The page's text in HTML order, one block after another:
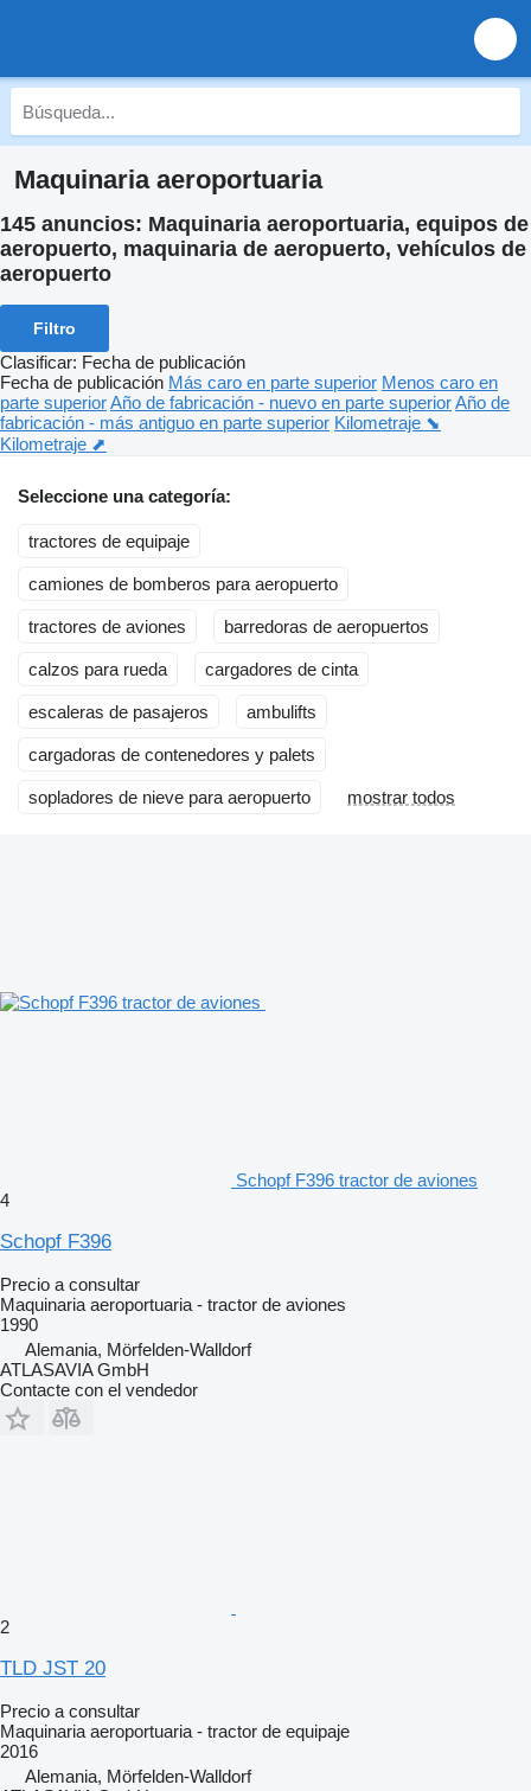
Maquinaria aeroportuaria
145 anuncios: Maquinaria aeroportuaria, equipos de
aeropuerto, maquinaria de aeropuerto, vehículos de
aeropuerto
Filtro
Clasificar: Fecha de publicación
Fecha de publicación Más caro en parte superior Menos caro en
parte superiorAño de fabricación - nuevo en parte superiorAño de
fabricación - más antiguo en parte superior Kilometraje ⬊
Kilometraje ⬈
Seleccione una categoría:
tractores de equipaje
camiones de bomberos para aeropuerto
tractores de aviones barredoras de aeropuertos
calzos para rueda cargadores de cinta
escaleras de pasajeros ambulifts
cargadoras de contenedores y palets
sopladores de nieve para aeropuerto mostrar todos
Schopf F396 tractor de aviones
4
Schopf F396
Precio a consultar
Maquinaria aeroportuaria - tractor de aviones
1990
Alemania, Mörfelden-Walldorf
ATLASAVIA GmbH
Contacte con el vendedor
2
TLD JST 20
Precio a consultar
Maquinaria aeroportuaria - tractor de equipaje
2016
Alemania, Mörfelden-Walldorf